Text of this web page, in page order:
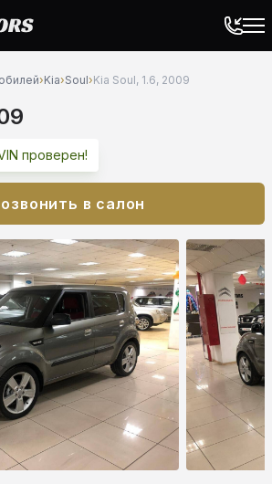
›Kia›Soul›Kia Soul, 1.6, 2009
проверен!
в салон